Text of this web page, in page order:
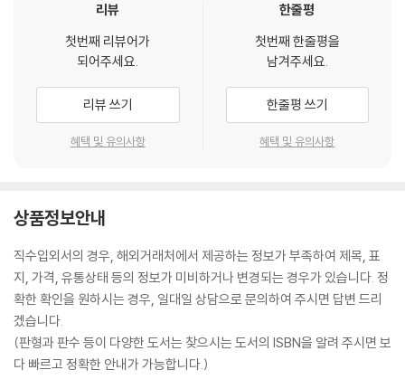
ping this knowledge alive and relevant.
리뷰
첫번째 리뷰어가
되어주세요.
리뷰 쓰기
혜택 및 유의사항
한줄평
첫번째 한줄평을
남겨주세요.
한줄평 쓰기
혜택 및 유의사항
상품정보안내
직수입외서의 경우, 해외거래처에서 제공하는 정보가 부족하여 제목, 표
지, 가격, 유통상태 등의 정보가 미비하거나 변경되는 경우가 있습니다. 정
확한 확인을 원하시는 경우, 일대일 상담으로 문의하여 주시면 답변 드리
겠습니다.
(판형과 판수 등이 다양한 도서는 찾으시는 도서의 ISBN을 알려 주시면 보
다 빠르고 정확한 안내가 가능합니다.)